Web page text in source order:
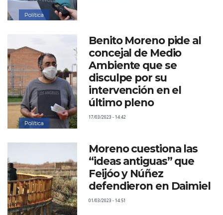
Política
Política
Benito Moreno pide al
concejal de Medio
Ambiente que se
disculpe por su
intervención en el
último pleno
17/03/2023 - 14:42
Moreno cuestiona las
“ideas antiguas” que
Feijóo y Núñez
defendieron en Daimiel
01/03/2023 - 14:51